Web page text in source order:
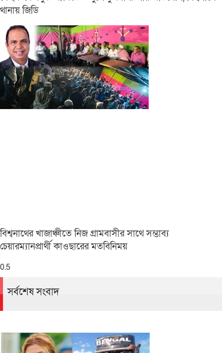
থানায় জিডি
বিশ্বনাথের খাজাঞ্চীতে নিজ গ্রামবাসীর সাথে সম্ভাব্য
চেয়ারম্যানপ্রার্থী কাওছারের মতবিনিময়
সর্বশেষ সংবাদ